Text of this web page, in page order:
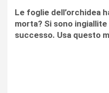
Le foglie dell’orchidea
morta? Si sono
successo. Usa questo